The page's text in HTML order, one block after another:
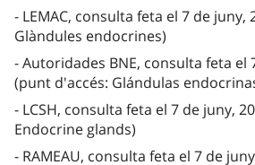
LEMAC, consulta feta el 7 de juny,
Glàndules endocrines)
Autoridades BNE, consulta feta el
(punt d'accés: Glándulas
LCSH, consulta feta el 7 de juny,
Endocrine glands)
RAMEAU, consulta feta el 7 de